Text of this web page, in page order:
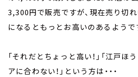
3,300円で販売ですが、現在売り切れ
になるともっとお高いのあるようです
「それだとちょっと高い！」「江戸ほ
アに合わない！」という方は・・・